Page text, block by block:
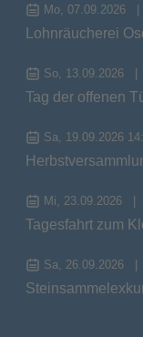
Mo, 07.09.2026
Lohnräucherei
So, 13.09.2026
Tag der offenen
Sa, 19.09.2026
Mi, 23.09.2026
Tagesfahrt zum
Sa, 26.09.2026